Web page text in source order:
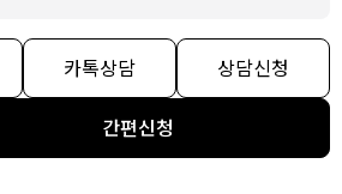
카톡상담 상담신청
간편신청